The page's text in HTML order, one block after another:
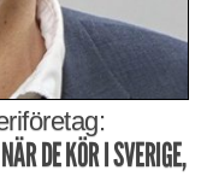
DE KÖR I SVERIGE,